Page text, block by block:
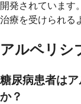
開発されています
治療を受けられる
アルペリシ
糖尿病患者は
か？